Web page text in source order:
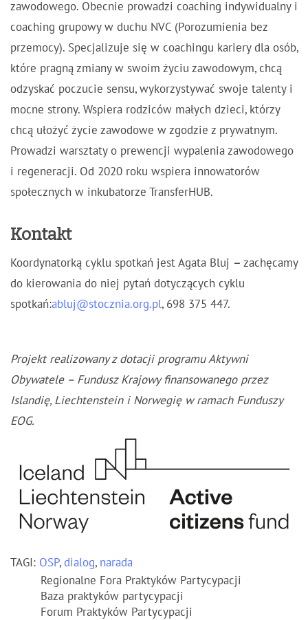
zawodowego. Obecnie prowadzi coaching indywidualny i
coaching grupowy w duchu NVC (Porozumienia bez
przemocy). Specjalizuje się w coachingu kariery dla osób,
które pragną zmiany w swoim życiu zawodowym, chcą
odzyskać poczucie sensu, wykorzystywać swoje talenty i
mocne strony. Wspiera rodziców małych dzieci, którzy
chcą ułożyć życie zawodowe w zgodzie z prywatnym.
Prowadzi warsztaty o prewencji wypalenia zawodowego
i regeneracji. Od 2020 roku wspiera innowatorów
społecznych w inkubatorze TransferHUB.
Kontakt
Koordynatorką cyklu spotkań jest Agata Bluj – zachęcamy
do kierowania do niej pytań dotyczących cyklu
spotkań:abluj@stocznia.org.pl, 698 375 447.
Projekt realizowany z dotacji programu Aktywni
Obywatele – Fundusz Krajowy finansowanego przez
Islandię, Liechtenstein i Norwegię w ramach Funduszy
EOG.
TAGI: OSP, dialog, narada
Regionalne Fora Praktyków Partycypacji
Baza praktyków partycypacji
Forum Praktyków Partycypacji